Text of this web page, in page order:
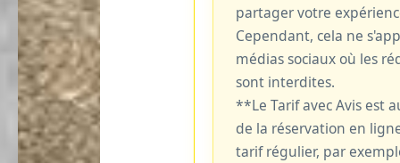
partager votre
Cependant, cela ne
médias sociaux où les
sont interdites.
**Le Tarif avec Avis est
de la réservation en
tarif régulier, par